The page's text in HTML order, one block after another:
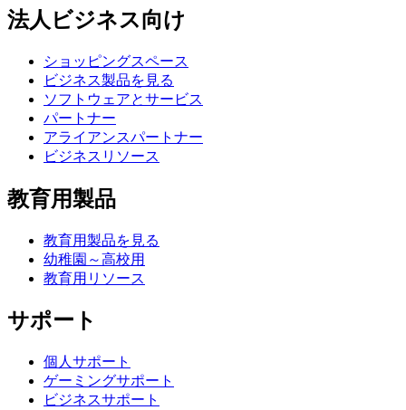
法人ビジネス向け
ショッピングスペース
ビジネス製品を見る
ソフトウェアとサービス
パートナー
アライアンスパートナー
ビジネスリソース
教育用製品
教育用製品を見る
幼稚園～高校用
教育用リソース
サポート
個人サポート
ゲーミングサポート
ビジネスサポート